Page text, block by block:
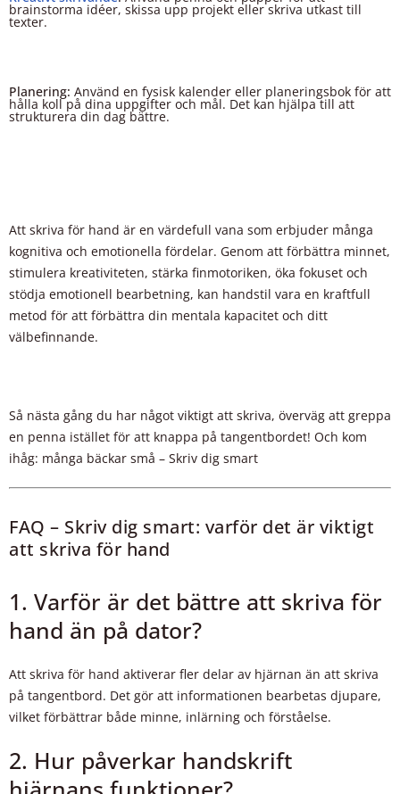
brainstorma idéer, skissa upp projekt eller skriva utkast till
texter.
Planering: Använd en fysisk kalender eller planeringsbok för att
hålla koll på dina uppgifter och mål. Det kan hjälpa till att
strukturera din dag bättre.
Att skriva för hand är en värdefull vana som erbjuder många
kognitiva och emotionella fördelar. Genom att förbättra minnet,
stimulera kreativiteten, stärka finmotoriken, öka fokuset och
stödja emotionell bearbetning, kan handstil vara en kraftfull
metod för att förbättra din mentala kapacitet och ditt
välbefinnande.
Så nästa gång du har något viktigt att skriva, överväg att greppa
en penna istället för att knappa på tangentbordet! Och kom
ihåg: många bäckar små – Skriv dig smart
FAQ – Skriv dig smart: varför det är viktigt
att skriva för hand
1. Varför är det bättre att skriva för
hand än på dator?
Att skriva för hand aktiverar fler delar av hjärnan än att skriva
på tangentbord. Det gör att informationen bearbetas djupare,
vilket förbättrar både minne, inlärning och förståelse.
2. Hur påverkar handskrift